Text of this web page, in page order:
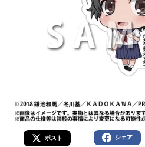
ポスト シェア